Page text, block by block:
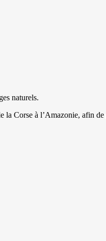
naturels.
la Corse à l’Amazonie, afin